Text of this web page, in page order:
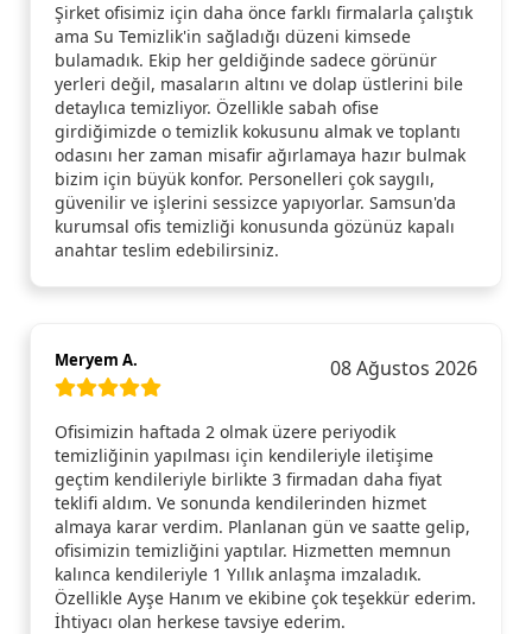
Şirket ofisimiz için daha önce farklı firmalarla çalıştık
ama Su Temizlik'in sağladığı düzeni kimsede
bulamadık. Ekip her geldiğinde sadece görünür
yerleri değil, masaların altını ve dolap üstlerini bile
detaylıca temizliyor. Özellikle sabah ofise
girdiğimizde o temizlik kokusunu almak ve toplantı
odasını her zaman misafir ağırlamaya hazır bulmak
bizim için büyük konfor. Personelleri çok saygılı,
güvenilir ve işlerini sessizce yapıyorlar. Samsun'da
kurumsal ofis temizliği konusunda gözünüz kapalı
anahtar teslim edebilirsiniz.
Meryem A. 08 Ağustos 2026
Ofisimizin haftada 2 olmak üzere periyodik
temizliğinin yapılması için kendileriyle iletişime
geçtim kendileriyle birlikte 3 firmadan daha fiyat
teklifi aldım. Ve sonunda kendilerinden hizmet
almaya karar verdim. Planlanan gün ve saatte gelip,
ofisimizin temizliğini yaptılar. Hizmetten memnun
kalınca kendileriyle 1 Yıllık anlaşma imzaladık.
Özellikle Ayşe Hanım ve ekibine çok teşekkür ederim.
İhtiyacı olan herkese tavsiye ederim.